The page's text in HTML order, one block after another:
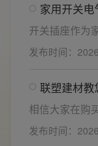
家用开关电
看”甄选技巧
开关插座作为
决定居家用电
响着长期居住
关键。联塑建
家精准避坑，
发布时间：
联塑建材
质量
相信大家在购
一款寿命长，
座而言，其里
发布时间：